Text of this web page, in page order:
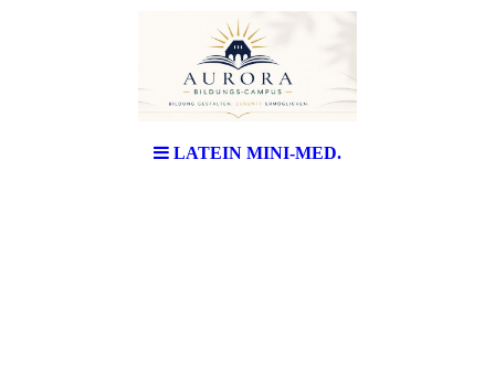
LATEIN MINI-MED.